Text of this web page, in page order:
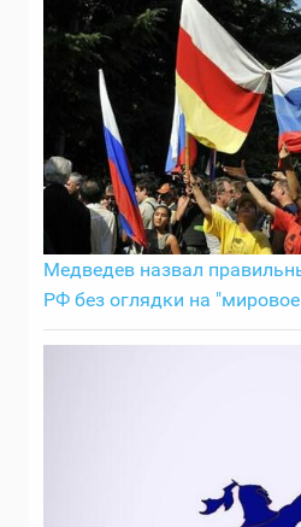
Медведев назвал
РФ без оглядки на